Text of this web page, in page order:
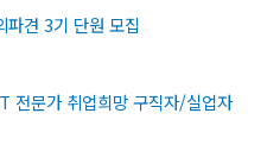
파견 3기 단원 모집
전문가 취업희망 구직자/실업자